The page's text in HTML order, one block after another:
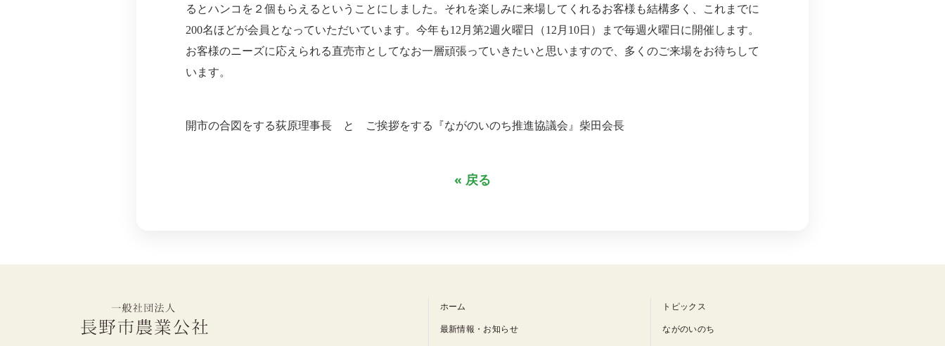
るとハンコを２個もらえるということにしました。それを楽しみに来場してくれるお客様も結構多く、これまでに
200名ほどが会員となっていただいています。今年も12月第2週火曜日（12月10日）まで毎週火曜日に開催します。
お客様のニーズに応えられる直売市としてなお一層頑張っていきたいと思いますので、多くのご来場をお待ちして
います。
開市の合図をする荻原理事長 と ご挨拶をする『ながのいのち推進協議会』柴田会長
« 戻る
ホーム
最新情報・お知らせ
トピックス
ながのいのち